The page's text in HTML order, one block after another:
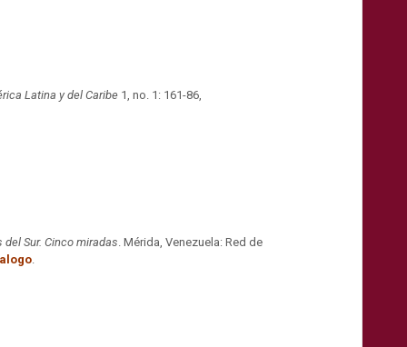
Latina y del Caribe 1, no. 1: 161-86
del Sur. Cinco miradas . Mérida, Venezuela: Red de